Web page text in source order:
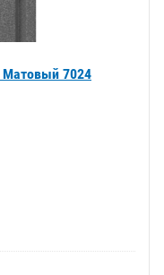
7024